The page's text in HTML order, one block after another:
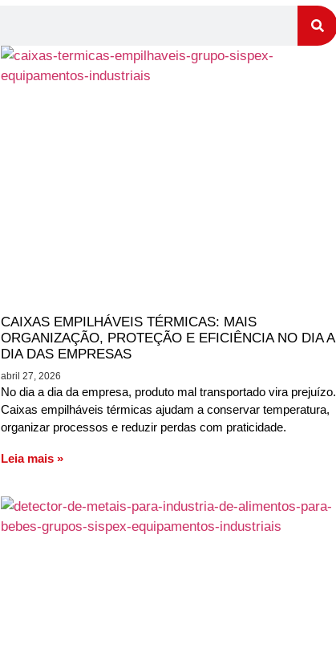
CAIXAS EMPILHÁVEIS TÉRMICAS: MAIS
ORGANIZAÇÃO, PROTEÇÃO E EFICIÊNCIA NO DIA A
DIA DAS EMPRESAS
abril 27, 2026
No dia a dia da empresa, produto mal transportado vira prejuízo.
Caixas empilháveis térmicas ajudam a conservar temperatura,
organizar processos e reduzir perdas com praticidade.
Leia mais »